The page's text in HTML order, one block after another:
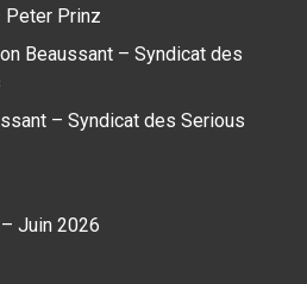
Peter Prinz
Beaussant – Syndicat des
– Syndicat des Serious
Juin 2026